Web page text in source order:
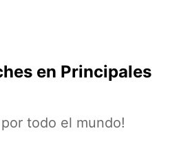
en Principales
todo el mundo!